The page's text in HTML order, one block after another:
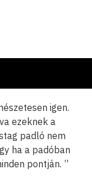
igen.
ezeknek a
padló nem
ha a padóban
pontján. ”